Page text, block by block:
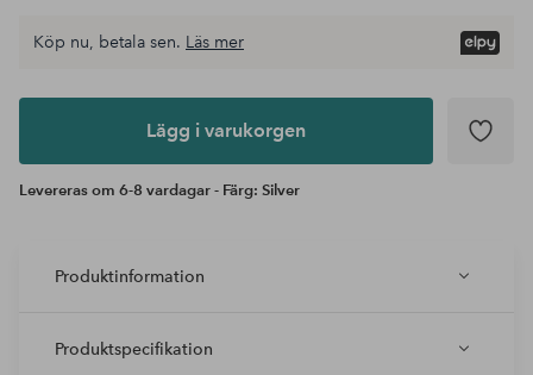
Lägg i
Köp nu, betala sen. Läs mer
Lägg i varukorgen
Levereras om 6-8 vardagar - Färg: Silver
Produktinformation
Produktspecifikation